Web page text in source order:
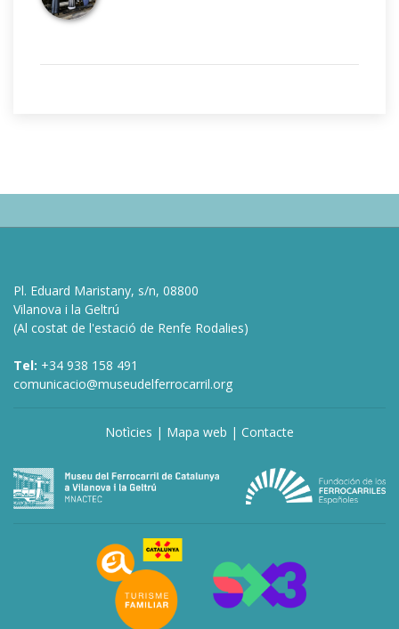
Pl. Eduard Maristany, s/n, 08800
Vilanova i la Geltrú
(Al costat de l'estació de Renfe Rodalies)
Tel: +34 938 158 491
comunicacio@museudelferrocarril.org
Notìcies | Mapa web | Contacte
deneme
bonusu